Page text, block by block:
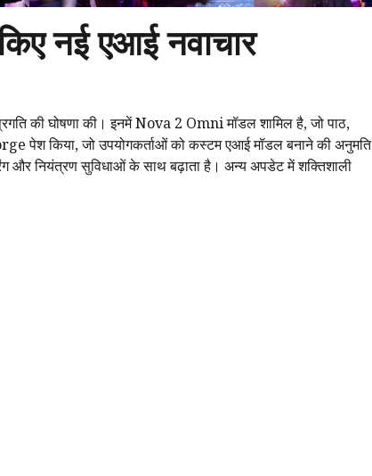
नई एआई नवाचार
की घोषणा की। इनमें Nova 2 Omni मॉडल शामिल है, जो पाठ,
पेश किया, जो उपयोगकर्ताओं को कस्टम एआई मॉडल बनाने की अनुमति
और नियंत्रण सुविधाओं के साथ बढ़ाता है। अन्य अपडेट में शक्तिशाली